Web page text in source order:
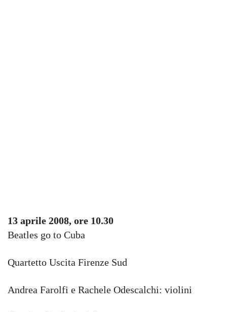
13 aprile 2008, ore 10.30
Beatles go to Cuba
Quartetto Uscita Firenze Sud
Andrea Farolfi e Rachele Odescalchi: violini